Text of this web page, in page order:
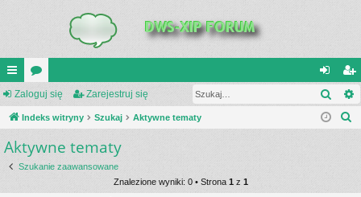
UI
C
K
_L
IN
or
a
al
og
ę
ar
ej
j
Zaloguj się Zarejestruj się
Indeks witryny Szukaj Aktywne tematy
Aktywne tematy
Szukanie zaawansowane
Znalezione wyniki: 0 • Strona 1 z 1